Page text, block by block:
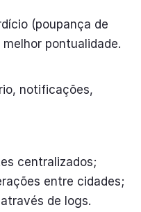
(poupança de
pontualidade.
notificações,
centralizados;
entre cidades;
de logs.